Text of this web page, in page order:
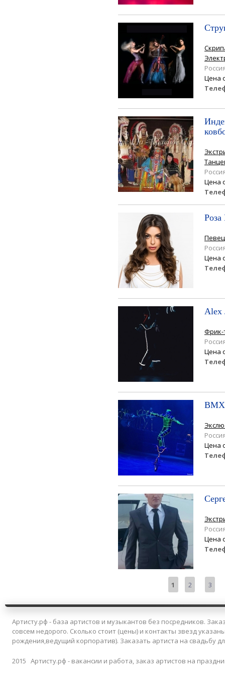
Цена
Цена
Цена
Alex
Цена
Цена
Цена
1 2 3
Артисту.рф - база артистов и музыкантов без посредников.
совсем недорого. Сколько стоит (цены) и контакты звезд
рождения,ведущий корпоратив). Заказать артиста на свадьбу
2015 Артисту.рф - вакансии и работа, заказ артистов на